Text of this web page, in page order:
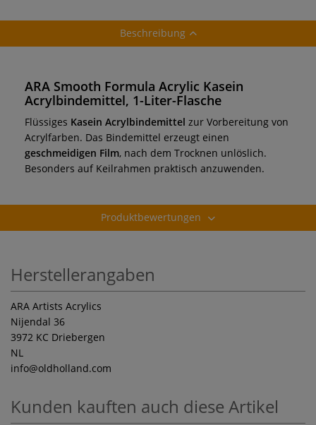
Beschreibung
ARA Smooth Formula Acrylic Kasein
Acrylbindemittel, 1-Liter-Flasche
Flüssiges Kasein Acrylbindemittel zur Vorbereitung von
Acrylfarben. Das Bindemittel erzeugt einen
geschmeidigen Film, nach dem Trocknen unlöslich.
Besonders auf Keilrahmen praktisch anzuwenden.
Produktbewertungen
Herstellerangaben
ARA Artists Acrylics
Nijendal 36
3972 KC Driebergen
NL
info@oldholland.com
Kunden kauften auch diese Artikel